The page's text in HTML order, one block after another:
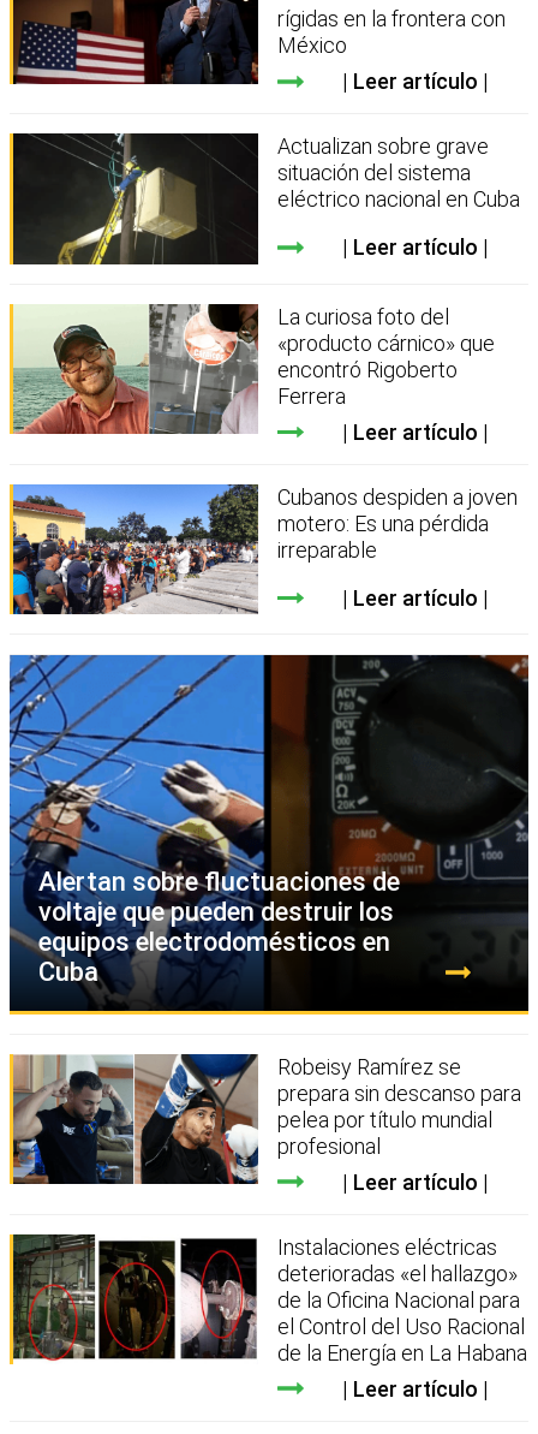
rígidas en la frontera con
México
Leer artículo
Actualizan sobre grave
situación del sistema
eléctrico nacional en Cuba
Leer artículo
La curiosa foto del
«producto cárnico» que
encontró Rigoberto
Ferrera
Leer artículo
Cubanos despiden a joven
motero: Es una pérdida
irreparable
Leer artículo
Alertan sobre fluctuaciones de
voltaje que pueden destruir los
equipos electrodomésticos en
Cuba
Robeisy Ramírez se
prepara sin descanso para
pelea por título mundial
profesional
Leer artículo
Instalaciones eléctricas
deterioradas «el hallazgo»
de la Oficina Nacional para
el Control del Uso Racional
de la Energía en La Habana
Leer artículo